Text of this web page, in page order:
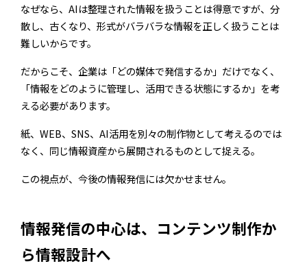
なぜなら、AIは整理された情報を扱うことは得意ですが、分
散し、古くなり、形式がバラバラな情報を正しく扱うことは
難しいからです。
だからこそ、企業は「どの媒体で発信するか」だけでなく、
「情報をどのように管理し、活用できる状態にするか」を考
える必要があります。
紙、WEB、SNS、AI活用を別々の制作物として考えるのでは
なく、同じ情報資産から展開されるものとして捉える。
この視点が、今後の情報発信には欠かせません。
情報発信の中心は、コンテンツ制作か
ら情報設計へ